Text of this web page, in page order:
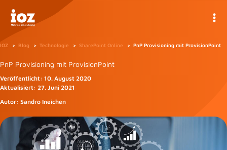
Inhalt
springen
IOZ Blog Technologie SharePoint Online PnP Provisioning mit ProvisionPoint
PnP Provisioning mit ProvisionPoint
Veröffentlicht: 10. August 2020
Aktualisiert: 27. Juni 2021
Autor: Sandro Ineichen